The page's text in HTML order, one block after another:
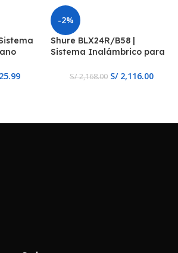
-2%
Shure BLX24R/B58 |
Sistema Inalámbrico para
S/2,168.00 S/2,116.00